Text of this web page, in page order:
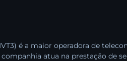
é a maior operadora de
atua na prestação de